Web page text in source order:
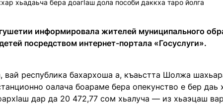
информировала жителей муниципального
посредством интернет-портала «Госуслуги».
вай республика бахархоша а, къаьстта Шолжа
оалача боараме бера опекунство е бер даь
дар да 20 472,77 сом хьалуча — из хьаэцаш